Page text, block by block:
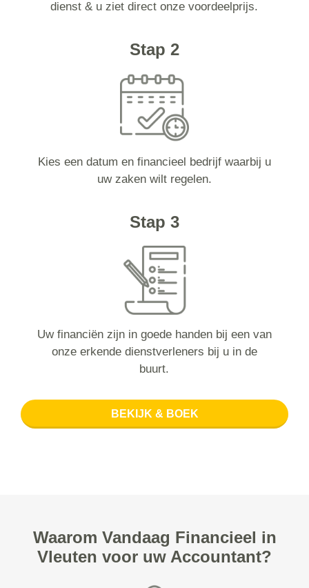
dienst & u ziet direct onze voordeelprijs.
Stap 2
Kies een datum en financieel bedrijf waarbij u
uw zaken wilt regelen.
Stap 3
Uw financiën zijn in goede handen bij een van
onze erkende dienstverleners bij u in de
buurt.
BEKIJK & BOEK
Waarom Vandaag Financieel in
Vleuten voor uw Accountant?